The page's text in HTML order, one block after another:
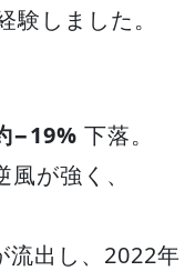
しました。
−19% 下落。
が強く、
流出し、2022年